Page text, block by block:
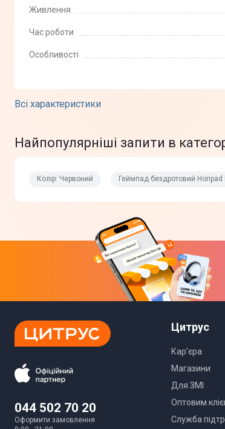
Всі характеристики
Живлення
Час роботи
Особливості
Фізичні характеристики
Найпопулярніші запити в
Колір: Червоний Геймпад бездротовий
044 502 70 20
Оформити замовлення
Цитрус
Кар’єра
Магазини
Для ЗМІ
Оптовим
Служба